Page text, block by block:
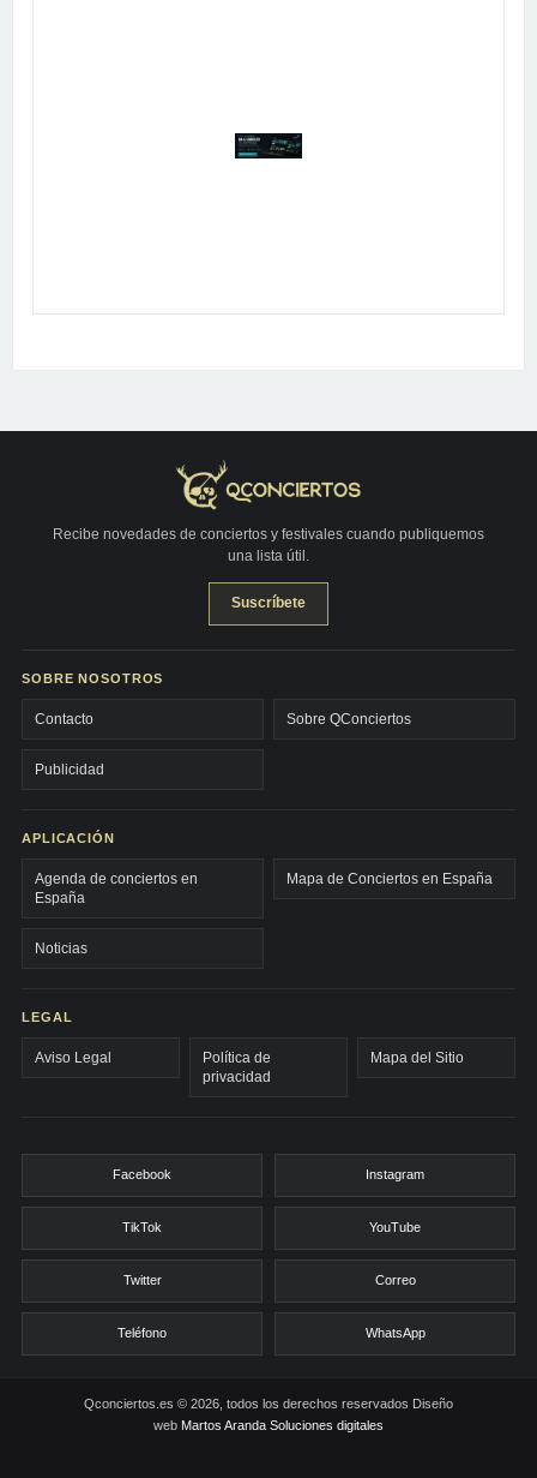
Publicidad
Recibe novedades de conciertos y festivales cuando publiquemos
una lista útil.
Suscríbete
SOBRE NOSOTROS
Contacto Sobre QConciertos
Publicidad
APLICACIÓN
Agenda de conciertos en
España
Mapa de Conciertos en España
Noticias
LEGAL
Aviso Legal
Política de
privacidad
Mapa del Sitio
Facebook Instagram
TikTok YouTube
Twitter Correo
Teléfono WhatsApp
Qconciertos.es © 2026, todos los derechos reservados Diseño
web Martos Aranda Soluciones digitales